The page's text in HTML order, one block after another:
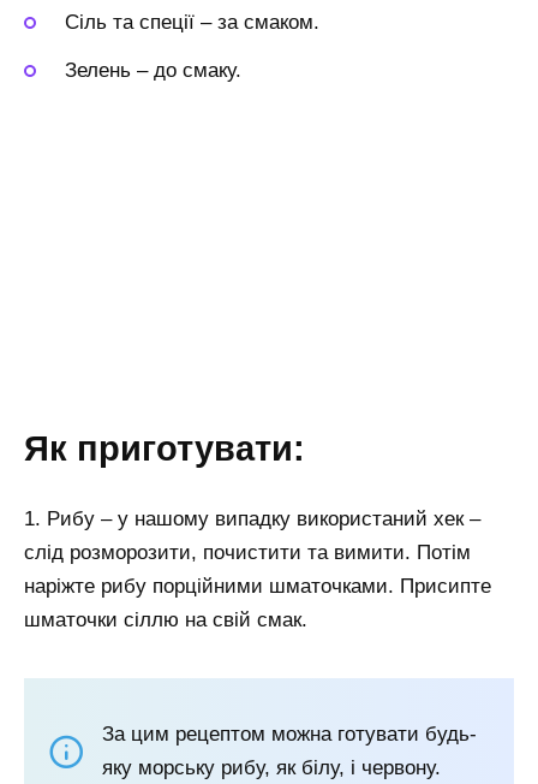
Сіль та спеції – за смаком.
Зелень – до смаку.
Як приготувати:
1. Рибу – у нашому випадку використаний хек –
слід розморозити, почистити та вимити. Потім
наріжте рибу порційними шматочками. Присипте
шматочки сіллю на свій смак.
За цим рецептом можна готувати будь-
яку морську рибу, як білу, і червону.